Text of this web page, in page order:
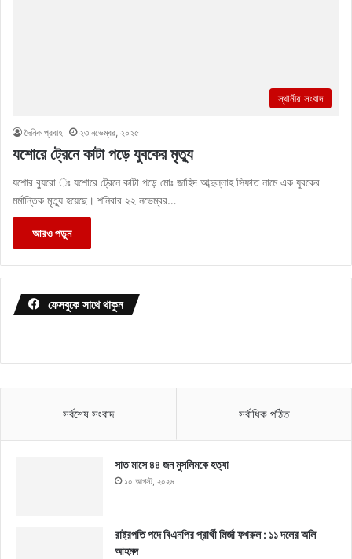
স্থানীয় সংবাদ
দৈনিক প্রবাহ ২৩ নভেম্বর, ২০২৫
যশোরে ট্রেনে কাটা পড়ে যুবকের মৃত্যু
যশোর ব্যুরো ঃ যশোরে ট্রেনে কাটা পড়ে মোঃ জাহিদ আব্দুল্লাহ সিফাত নামে এক যুবকের
মর্মান্তিক মৃত্যু হয়েছে। শনিবার ২২ নভেম্বর…
আরও পড়ুন
ফেসবুকে সাথে থাকুন
সর্বশেষ সংবাদ সর্বাধিক পঠিত
সাত মাসে ৪৪ জন মুসলিমকে হত্যা
১০ আগস্ট, ২০২৬
রাষ্ট্রপতি পদে বিএনপির প্রার্থী মির্জা ফখরুল : ১১ দলের অলি
আহমদ